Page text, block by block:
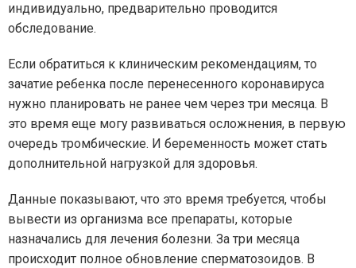
индивидуально, предварительно проводится
обследование.
Если обратиться к клиническим рекомендациям, то
зачатие ребенка после перенесенного коронавируса
нужно планировать не ранее чем через три месяца. В
это время еще могу развиваться осложнения, в первую
очередь тромбические. И беременность может стать
дополнительной нагрузкой для здоровья.
Данные показывают, что это время требуется, чтобы
вывести из организма все препараты, которые
назначались для лечения болезни. За три месяца
происходит полное обновление сперматозоидов. В